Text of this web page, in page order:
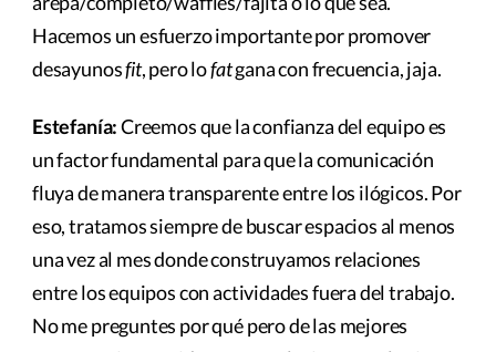
Hacemos un esfuerzo importante por promover
desayunosfit, pero lofatgana con frecuencia, jaja.
Estefanía:Creemos que la confianza del equipo es
un factor fundamental para que la comunicación
fluya de manera transparente entre los ilógicos. Por
eso, tratamos siempre de buscar espacios al menos
una vez al mes donde construyamos relaciones
entre los equipos con actividades fuera del trabajo.
No me preguntes por qué pero de las mejores